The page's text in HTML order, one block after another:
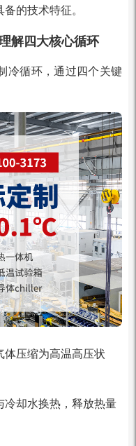
的技术特征。
解四大核心循环
冷循环，通过四个关键
体压缩为高温高压状
冷却水换热，释放热量